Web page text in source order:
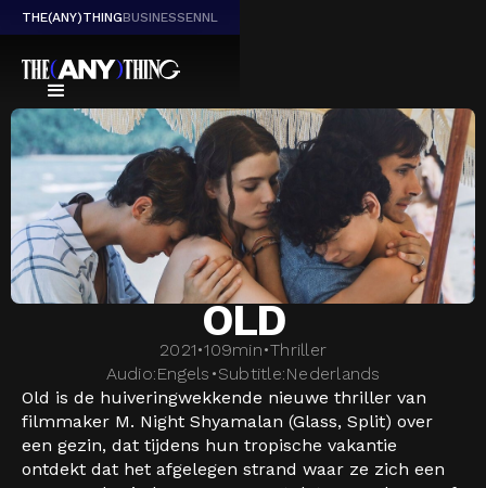
THE(ANY)THINGBUSINESSENNL
OLD
2021•109min•Thriller
Audio:Engels •Subtitle:Nederlands
Old is de huiveringwekkende nieuwe thriller van
filmmaker M. Night Shyamalan (Glass, Split) over
een gezin, dat tijdens hun tropische vakantie
ontdekt dat het afgelegen strand waar ze zich een